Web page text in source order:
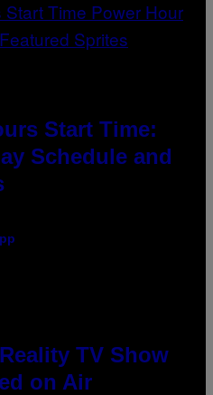
Start Time:
Schedule and
TV Show
on Air